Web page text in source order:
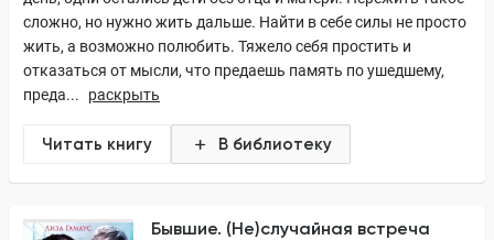
сложно, но нужно жить дальше. Найти в себе силы не просто
жить, а возможно полюбить. Тяжело себя простить и
отказаться от мысли, что предаешь память по ушедшему,
преда...
раскрыть
Читать книгу В библиотеку
Бывшие. (Не)случайная встреча